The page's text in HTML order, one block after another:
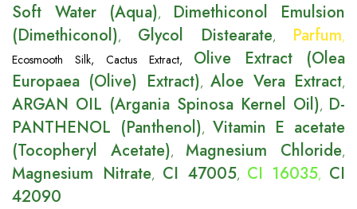
Soft Water (Aqua),
Dimethiconol Emulsion
(Dimethiconol), Glycol Distearate, Parfum,
Ecosmooth Silk, Cactus Extract, Olive Extract (Olea
Europaea (Olive) Extract),Aloe Vera Extract,
ARGAN OIL (Argania Spinosa Kernel Oil), D-
PANTHENOL (Panthenol), Vitamin E acetate
(Tocopheryl Acetate), Magnesium Chloride,
Magnesium Nitrate, CI 47005, CI 16035, CI
42090